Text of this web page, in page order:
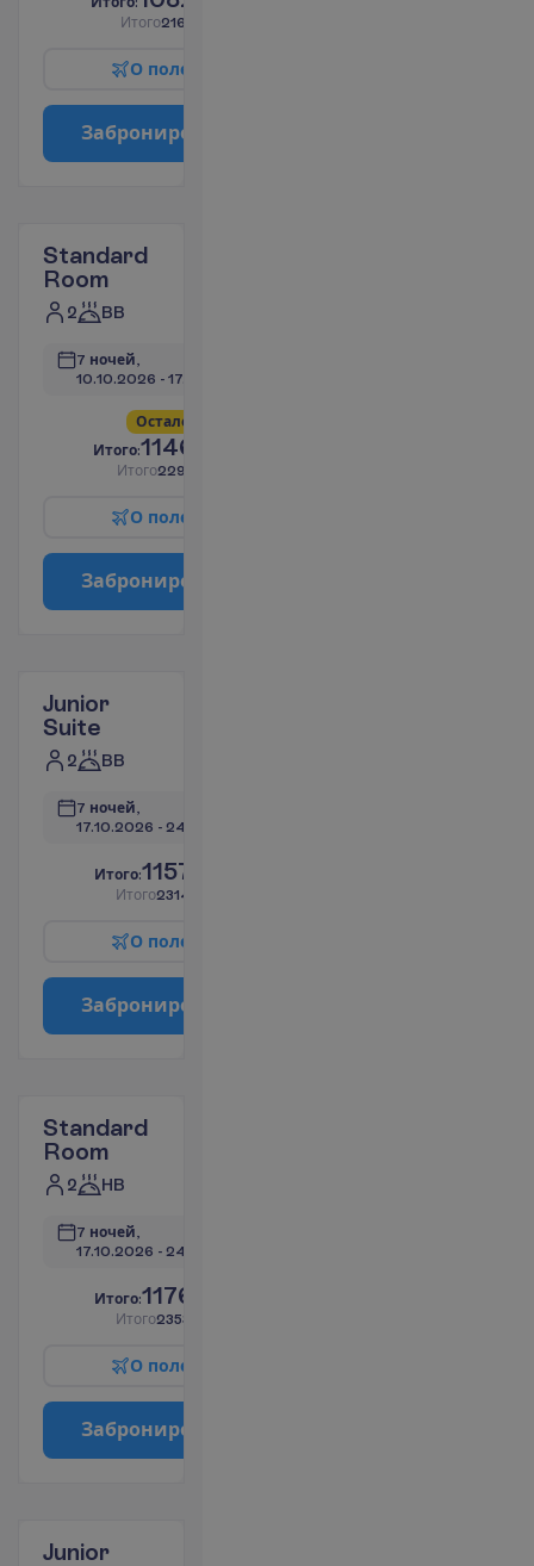
Итого2165.91
О поле
Заброниро
Standard
Room
2 BB
7 ночей,
10.10.2026 - 17.10.2026
Остало
Итого:1146.59
Итого2293.19
О поле
Заброниро
Junior
Suite
2 BB
7 ночей,
17.10.2026 - 24.10.2026
Итого:1157.44
Итого2314.88
О поле
Заброниро
Standard
Room
2 HB
7 ночей,
17.10.2026 - 24.10.2026
Итого:1176.84
Итого2353.68
О поле
Заброниро
Junior